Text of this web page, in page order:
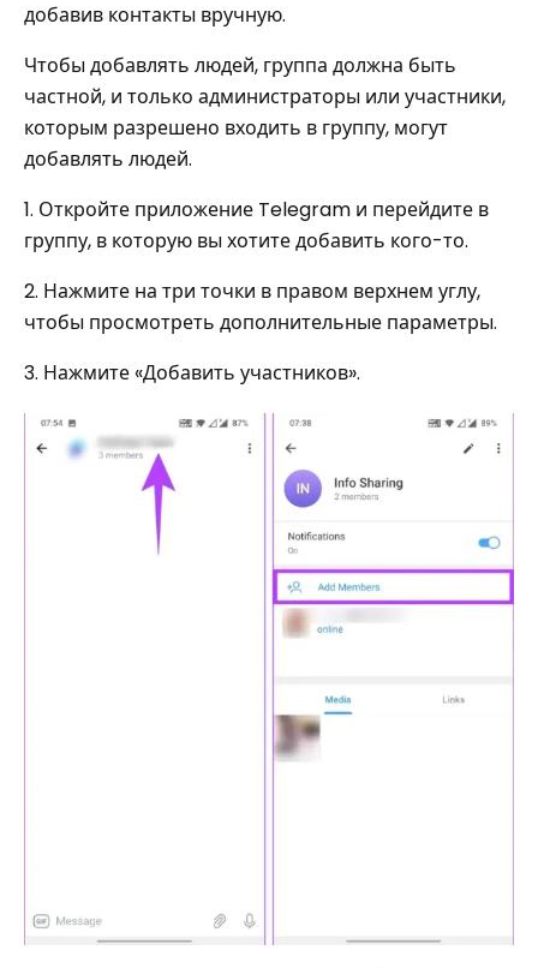
добавив контакты вручную.
Чтобы добавлять людей, группа должна быть
частной, и только администраторы или участники,
которым разрешено входить в группу, могут
добавлять людей.
1. Откройте приложение Telegram и перейдите в
группу, в которую вы хотите добавить кого-то.
2. Нажмите на три точки в правом верхнем углу,
чтобы просмотреть дополнительные параметры.
3. Нажмите «Добавить участников».